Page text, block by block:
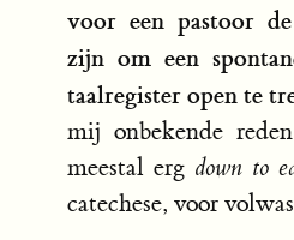
voor een pastoor
zijn om een
taalregister open te
mij onbekende
meestal erg down to
catechese, voor